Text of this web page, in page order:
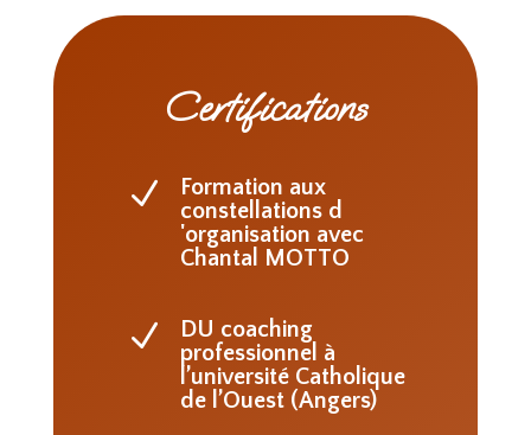
Certifications
N
Formation aux
constellations d
'organisation avec
Chantal MOTTO
N
DU coaching
professionnel à
l’université Catholique
de l’Ouest (Angers)